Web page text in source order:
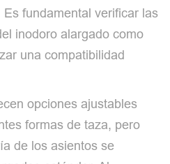
fundamental verificar las
inodoro alargado como
una compatibilidad
opciones ajustables
formas de taza, pero
de los asientos se